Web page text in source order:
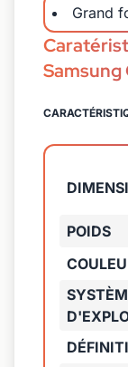
Grand
Samsung
POIDS